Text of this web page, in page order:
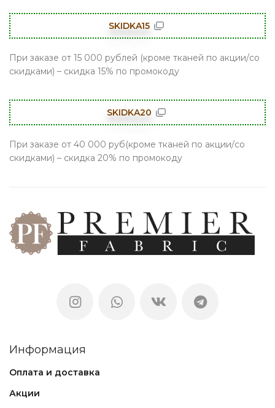
SKIDKA15
При заказе от 15 000 рублей (кроме тканей по акции/со
скидками) – скидка 15% по промокоду
SKIDKA20
При заказе от 40 000 руб(кроме тканей по акции/со
скидками) – скидка 20% по промокоду
Информация
Оплата и доставка
Акции